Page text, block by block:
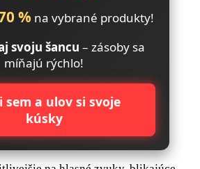
% na vybrané produkty!
svoju šancu – zásoby sa
míňajú rýchlo!
sem a ulov si svoje
kúsky